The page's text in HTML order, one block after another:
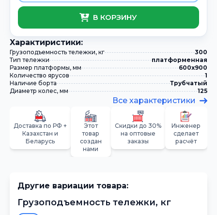
В КОРЗИНУ
Xарактиристики:
Грузоподъемность тележки, кг
300
Тип тележки
платформенная
Размер платформы, мм
600х900
Количество ярусов
1
Наличие борта
Трубчатый
Диаметр колес, мм
125
Все характеристики
Доставка по РФ +
Казахстан и
Беларусь
Этот
товар
создан
нами
Скидки до 30%
на оптовые
заказы
Инженер
сделает
расчёт
Другие вариации товара:
Грузоподъемность тележки, кг